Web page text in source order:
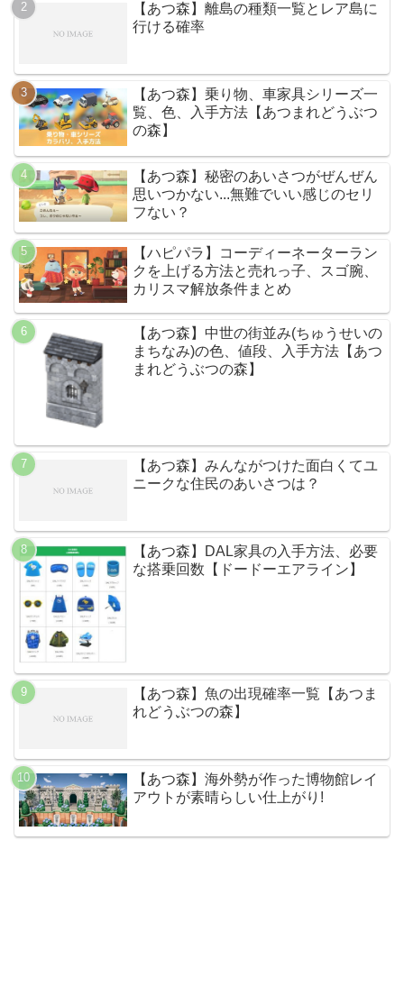
【あつ森】離島の種類一覧とレア島に
行ける確率
【あつ森】乗り物、車家具シリーズ一
覧、色、入手方法【あつまれどうぶつ
の森】
【あつ森】秘密のあいさつがぜんぜん
思いつかない...無難でいい感じのセリ
フない？
【ハピパラ】コーディーネーターラン
クを上げる方法と売れっ子、スゴ腕、
カリスマ解放条件まとめ
【あつ森】中世の街並み(ちゅうせいの
まちなみ)の色、値段、入手方法【あつ
まれどうぶつの森】
【あつ森】みんながつけた面白くてユ
ニークな住民のあいさつは？
【あつ森】DAL家具の入手方法、必要
な搭乗回数【ドードーエアライン】
【あつ森】魚の出現確率一覧【あつま
れどうぶつの森】
【あつ森】海外勢が作った博物館レイ
アウトが素晴らしい仕上がり!